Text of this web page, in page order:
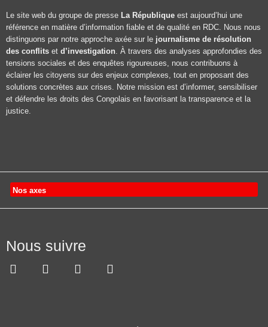
Le site web du groupe de presse La République est aujourd’hui une
référence en matière d’information fiable et de qualité en RDC. Nous nous
distinguons par notre approche axée sur le journalisme de résolution
des conflits et d’investigation. À travers des analyses approfondies des
tensions sociales et des enquêtes rigoureuses, nous contribuons à
éclairer les citoyens sur des enjeux complexes, tout en proposant des
solutions concrètes aux crises. Notre mission est d’informer, sensibiliser
et défendre les droits des Congolais en favorisant la transparence et la
justice.
Nos axes
Nous suivre